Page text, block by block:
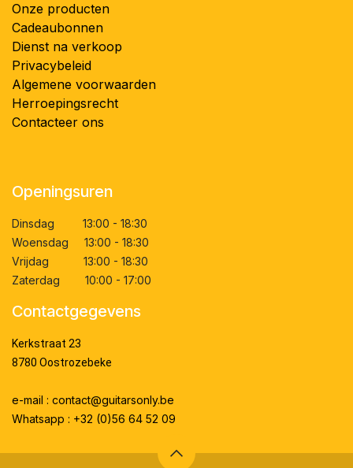
Onze producten
Cadeaubonnen
Dienst na verkoop
Privacybeleid
Algemene voorwaarden
Herroepingsrecht
Contacteer ons
Openingsuren
Dinsdag 13:00 - 18:30
Woensdag 13:00 - 18:30
Vrijdag 13:00 - 18:30
Zaterdag 10:00 - 17:00
Contactgegevens
Kerkstraat 23
8780 Oostrozebeke
e-mail : contact@guitarsonly.be
Whatsapp : +32 (0)56 64 52 09